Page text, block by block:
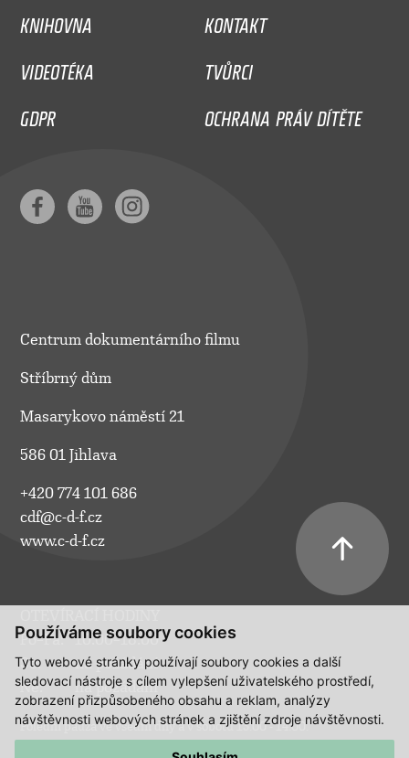
Používáme soubory cookies
Tyto webové stránky používají soubory cookies a další
sledovací nástroje s cílem vylepšení uživatelského prostředí,
zobrazení přizpůsobeného obsahu a reklam, analýzy
návštěvnosti webových stránek a zjištění zdroje návštěvnosti.
KNIHOVNA
KONTAKT
VIDEOTÉKA
TVŮRCI
GDPR
OCHRANA PRÁV DÍTĚTE
Centrum dokumentárního filmu
Stříbrný dům
Masarykovo náměstí 21
586 01 Jihlava
+420 774 101 686
cdf@c-d-f.cz
www.c-d-f.cz
Po–Pá:
10.00–18.00
So:
na požádání
Ne:
na požádání
Polední pauza ve všední dny a v sobotu 13:00 - 14:00.